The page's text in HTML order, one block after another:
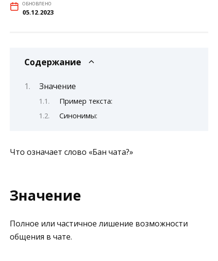
ОБНОВЛЕНО
05.12.2023
Содержание
Значение
Пример текста:
Синонимы:
Что означает слово «Бан чата?»
Значение
Полное или частичное лишение возможности
общения в чате.